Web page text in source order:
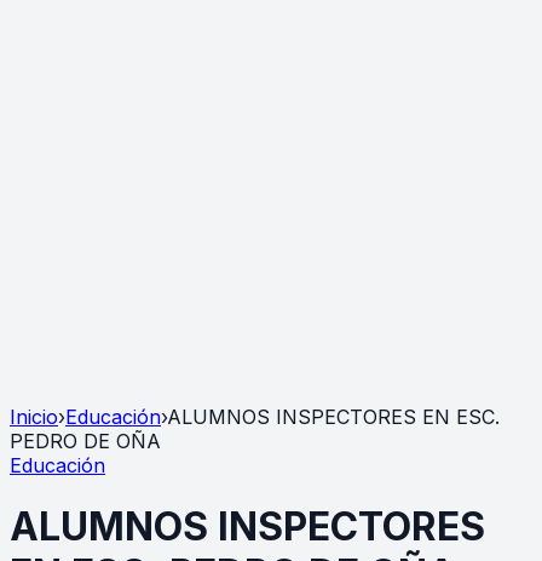
Inicio›Educación›ALUMNOS INSPECTORES EN ESC.
PEDRO DE OÑA
Educación
ALUMNOS INSPECTORES